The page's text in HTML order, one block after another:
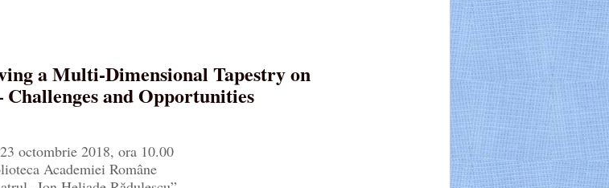
a Multi-Dimensional Tapestry on
and Opportunities
octombrie 2018, ora 10.00
Academiei Române